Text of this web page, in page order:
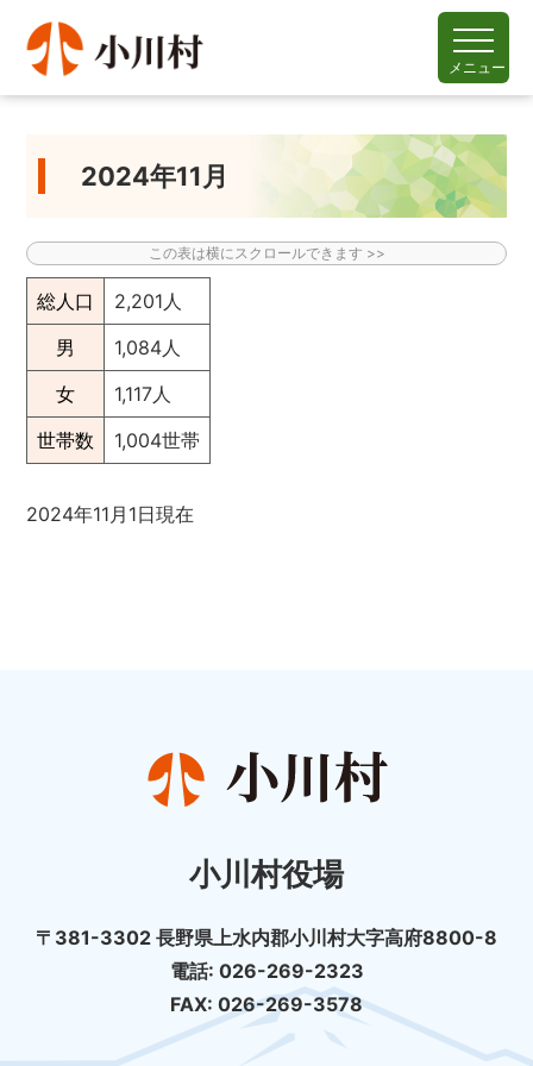
メニュー
2024年11月
総人口
2,201人
男
1,084人
女
1,117人
世帯数
1,004世帯
2024年11月1日現在
小川村役場
〒381-3302 長野県上水内郡小川村大字高府8800-8
電話: 026-269-2323
FAX: 026-269-3578